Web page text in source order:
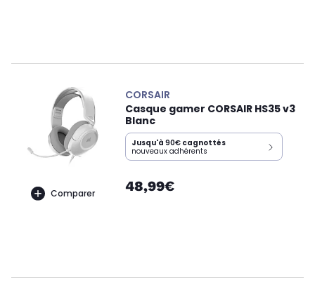
Comparer
CORSAIR
Casque gamer CORSAIR HS35 v3
Blanc
Jusqu'à 90€ cagnottés
nouveaux adhérents
48,99€